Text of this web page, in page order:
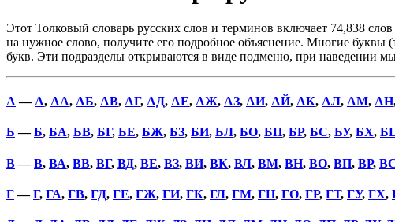
Этот Толковый словарь русских слов и терминов включает 74,838
на нужное слово, получите его подробное объяснение. Многие
букв. Эти подразделы открываются в виде подменю, при наведении
А — А, АА, АБ, АВ, АГ, АД, АЕ, АЖ, АЗ, АИ, АЙ, АК, АЛ, АМ, АН
Б —Б, БА, БВ, БГ, БЕ, БЖ, БЗ, БИ, БЛ, БО, БП, БР, БС, БУ, БХ,
В—В, ВА, ВВ, ВГ, ВД, ВЕ, ВЗ, ВИ, ВК, ВЛ, ВМ, ВН, ВО, ВП, ВР,
Г—Г, ГА, ГВ, ГД, ГЕ, ГЖ, ГИ, ГК, ГЛ, ГМ, ГН, ГО, ГР, ГТ, ГУ, ГХ,